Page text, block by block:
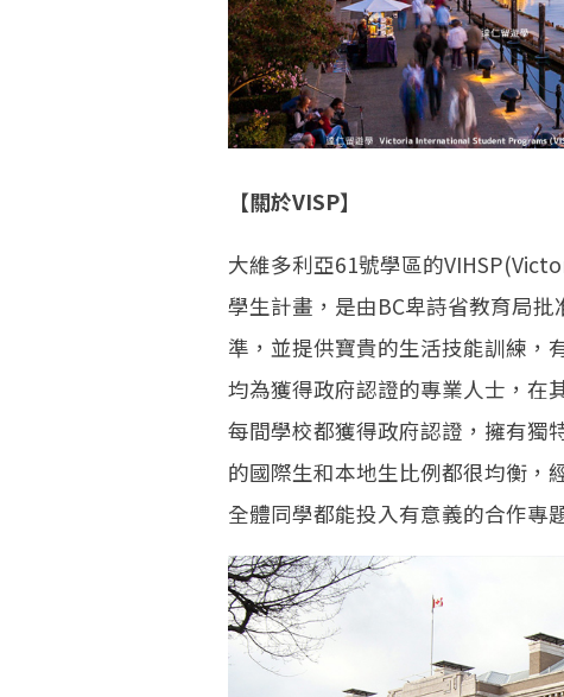
【關於VISP】
大維多利亞61號學區的
學生計畫，是由BC卑詩省教育局
準，並提供寶貴的生活技能訓練，
均為獲得政府認證的專業人士，在
每間學校都獲得政府認證，擁有獨
的國際生和本地生比例都很均衡，
全體同學都能投入有意義的合作專